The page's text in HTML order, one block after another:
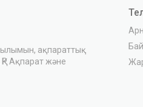
ақпараттық
ҚР Ақпарат және